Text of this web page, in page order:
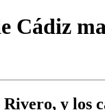
Cádiz
y los